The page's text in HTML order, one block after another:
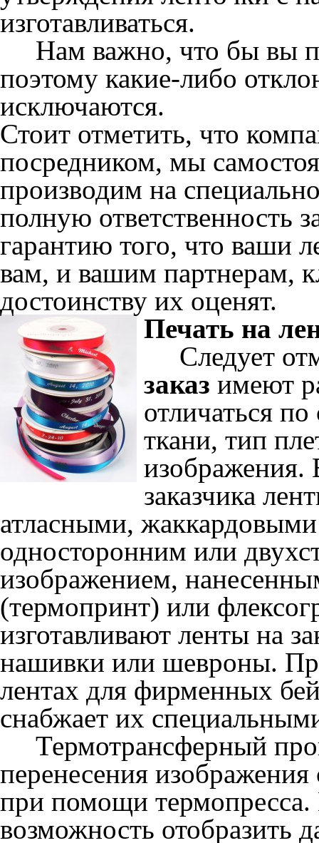
изготавливаться.
Нам важно, что бы вы
поэтому какие-либо
исключаются.
Стоит отметить, что
посредником, мы
производим на
полную ответственность
гарантию того, что ваши
вам, и вашим партнерам,
достоинству их оценят.
Печать на
Следует
заказ имеют
отличаться
ткани, тип
изображения.
заказчика
атласными,
односторонним или
изображением,
(термопринт) или
изготавливают ленты на
нашивки или шевроны.
лентах для фирменных
снабжает их
Термотрансферный
перенесения
при помощи термопресса.
возможность отобразить